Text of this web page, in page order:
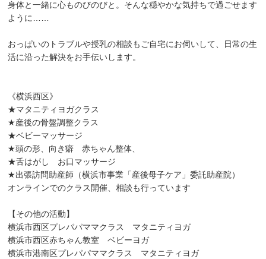
身体と一緒に心ものびのびと。そんな穏やかな気持ちで過ごせます
ように……
おっぱいのトラブルや授乳の相談もご自宅にお伺いして、日常の生
活に沿った解決をお手伝いします。
《横浜西区》
★マタニティヨガクラス
★産後の骨盤調整クラス
★ベビーマッサージ
★頭の形、向き癖 赤ちゃん整体、
★舌はがし お口マッサージ
★出張訪問助産師（横浜市事業「産後母子ケア」委託助産院）
オンラインでのクラス開催、相談も行っています
【その他の活動】
横浜市西区プレパパママクラス マタニティヨガ
横浜市西区赤ちゃん教室 ベビーヨガ
横浜市港南区プレパパママクラス マタニティヨガ